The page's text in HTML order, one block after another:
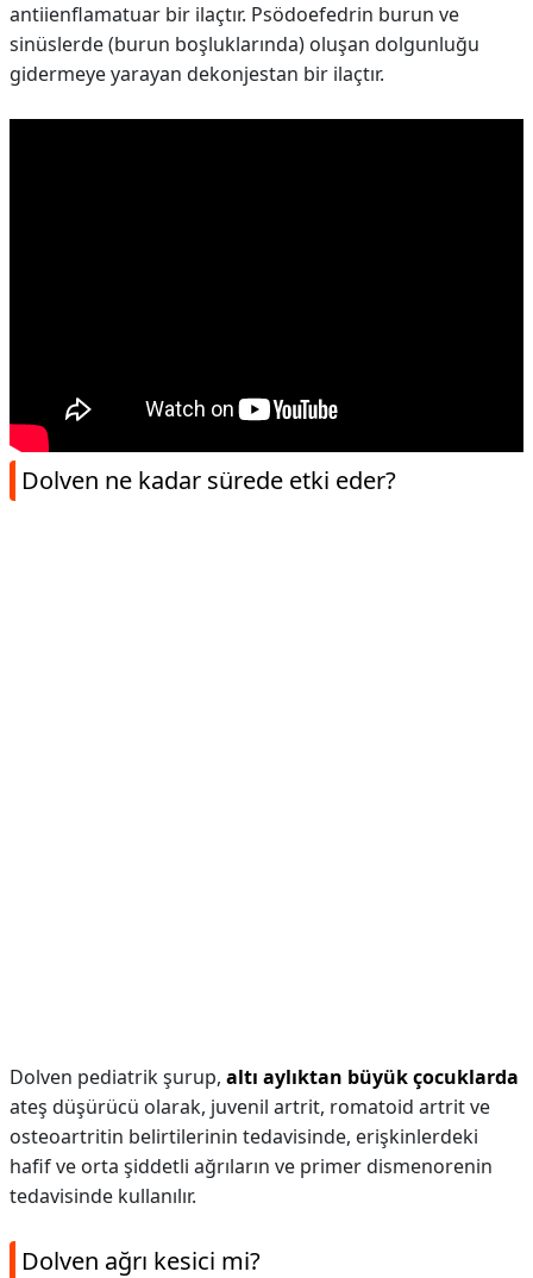
antiienflamatuar bir ilaçtır. Psödoefedrin burun ve
sinüslerde (burun boşluklarında) oluşan dolgunluğu
gidermeye yarayan dekonjestan bir ilaçtır.
Dolven ne kadar sürede etki eder?
Dolven pediatrik şurup, altı aylıktan büyük çocuklarda
ateş düşürücü olarak, juvenil artrit, romatoid artrit ve
osteoartritin belirtilerinin tedavisinde, erişkinlerdeki
hafif ve orta şiddetli ağrıların ve primer dismenorenin
tedavisinde kullanılır.
Dolven ağrı kesici mi?